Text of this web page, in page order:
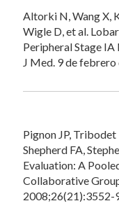
Altorki N, Wang X,
Wigle D, et al.
Peripheral Stage IA
J Med. 9 de
Pignon JP,
Shepherd FA,
Evaluation: A
Collaborative
2008;26(21):3552-